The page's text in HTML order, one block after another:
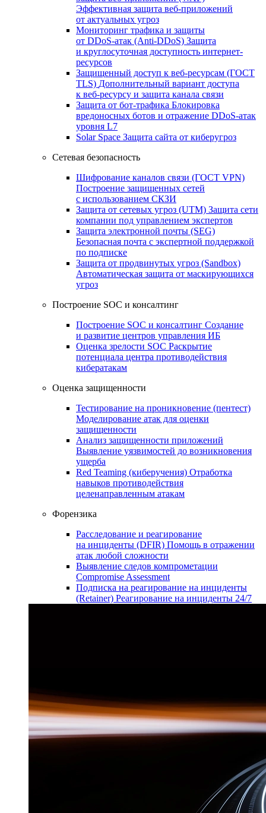
Эффективная защита веб-приложений
от актуальных угроз
Мониторинг трафика и защиты
от DDoS‑атак (Anti‑DDoS) Защита
и круглосуточная доступность интернет-
ресурсов
Защищенный доступ к веб-ресурсам (ГОСТ
TLS) Дополнительный вариант доступа
к веб‑ресурсу и защита канала связи
Защита от бот‑трафика Блокировка
вредоносных ботов и отражение DDoS‑атак
уровня L7
Solar Space Защита сайта от киберугроз
Сетевая безопасность
Шифрование каналов связи (ГОСТ VPN)
Построение защищенных сетей
с использованием СКЗИ
Защита от сетевых угроз (UTM) Защита сети
компании под управлением экспертов
Защита электронной почты (SEG)
Безопасная почта с экспертной поддержкой
по подписке
Защита от продвинутых угроз (Sandbox)
Автоматическая защита от маскирующихся
угроз
Построение SOC и консалтинг
Построение SOC и консалтинг Создание
и развитие центров управления ИБ
Оценка зрелости SOC Раскрытие
потенциала центра противодействия
кибератакам
Оценка защищенности
Тестирование на проникновение (пентест)
Моделирование атак для оценки
защищенности
Анализ защищенности приложений
Выявление уязвимостей до возникновения
ущерба
Red Teaming (киберучения) Отработка
навыков противодействия
целенаправленным атакам
Форензика
Расследование и реагирование
на инциденты (DFIR) Помощь в отражении
атак любой сложности
Выявление следов компрометации
Compromise Assessment
Подписка на реагирование на инциденты
(Retainer) Реагирование на инциденты 24/7